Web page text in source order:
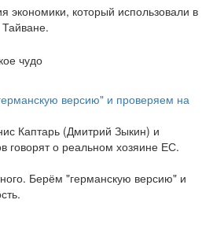
экономики, который использовали в
версию" и проверяем на
Каптарь (Дмитрий Зыкин) и
говорят о реальном хозяине ЕС.
Берём "германскую версию" и